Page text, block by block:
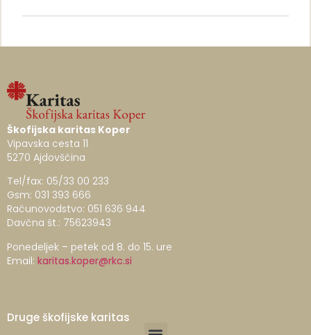
Škofijska karitas Koper
Vipavska cesta 11
5270 Ajdovščina
Tel/fax: 05/33 00 233
Gsm: 031 393 666
Računovodstvo: 051 636 944
Davčna št.: 75623943
Ponedeljek – petek od 8. do 15. ure
Email: karitas.koper@rkc.si
Druge škofijske karitas